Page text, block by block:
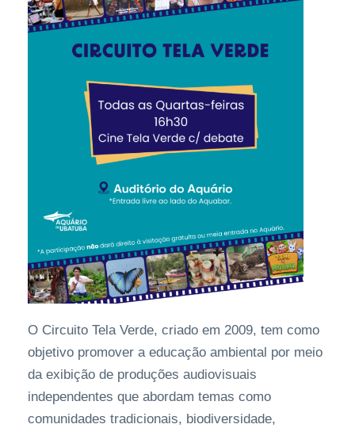
O Circuito Tela Verde, criado em 2009, tem como
objetivo promover a educação ambiental por meio
da exibição de produções audiovisuais
independentes que abordam temas como
comunidades tradicionais, biodiversidade,